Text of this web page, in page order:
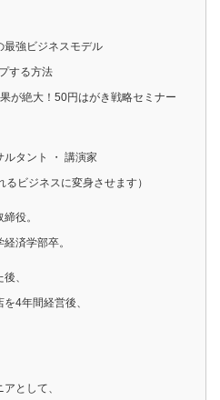
最強ビジネスモデル
する方法
が絶大！50円はがき戦略セミナー
タント ・ 講演家
るビジネスに変身させます）
役。
済学部卒。
、
4年間経営後、
として、